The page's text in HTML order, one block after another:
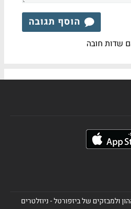
הוסף תגובה
שדות חובה
ולמבזקים של ביזפורטל - ניוזלטרים